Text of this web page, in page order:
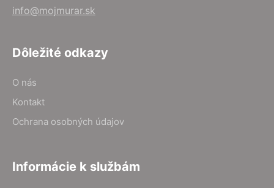
info@mojmurar.sk
Dôležité odkazy
O nás
Kontakt
Ochrana osobných údajov
Informácie k službám